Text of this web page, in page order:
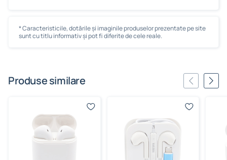
* Caracteristicile, dotările și imaginile produselor prezentate pe site
sunt cu titlu informativ și pot fi diferite de cele reale.
Produse similare